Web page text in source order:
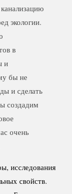
экологии.
в
и
бы не
и сделать
создадим
очень
исследования
свойств.